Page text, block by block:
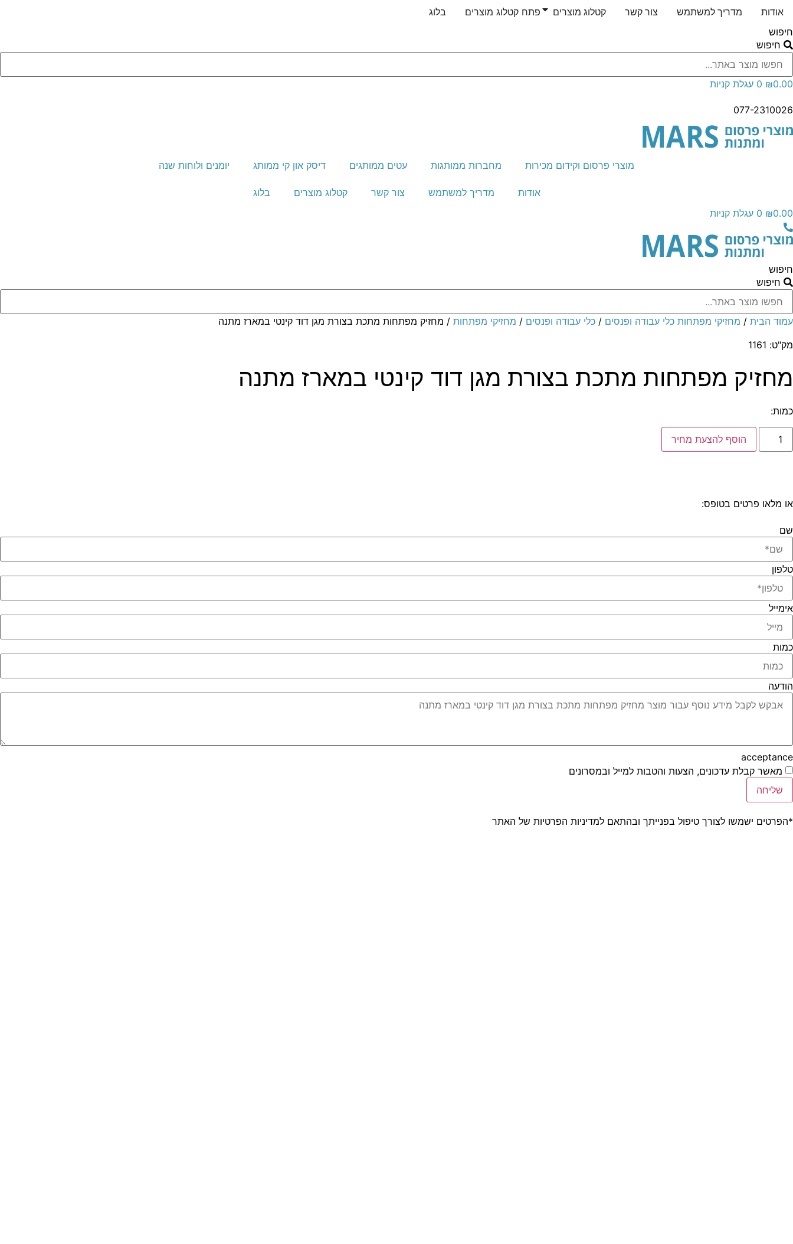
דלגאודות מדריך למשתמש צור קשר קטלוג מוצרים פתח קטלוג מוצרים
בלוג
חיפוש
חיפוש
₪0.00
0 עגלת קניות
077-2310026
מוצרי פרסום וקידום מכירות מחברות ממותגות עטים ממותגים דיסק און קי ממותג יומנים ולוחות שנה
אודות מדריך למשתמש צור קשר קטלוג מוצרים
בלוג
₪0.00
0 עגלת קניות
חיפוש
חיפוש
עמוד הבית / מחזיקי מפתחות כלי עבודה ופנסים / כלי עבודה ופנסים / מחזיקי מפתחות / מחזיק מפתחות מתכת בצורת מגן דוד קינטי במארז מתנה
מק"ט: 1161
מחזיק מפתחות מתכת בצורת מגן דוד קינטי במארז מתנה
כמות:
כמות
מחזיק
קינטי
מתנה
הוסף להצעת מחיר
או מלאו פרטים בטופס:
שם
טלפון
אימייל
כמות
הודעה
acceptance
מאשר קבלת עדכונים, הצעות והטבות למייל ובמסרונים
שליחה
*הפרטים ישמשו לצורך טיפול בפנייתך ובהתאם למדיניות הפרטיות של האתר